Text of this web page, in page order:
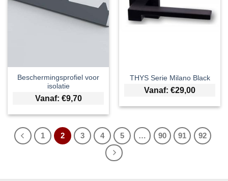
Beschermingsprofiel voor
isolatie
Vanaf: €9,70
THYS Serie Milano Black
Vanaf: €29,00
1 2 3 4 5 … 90 91 92